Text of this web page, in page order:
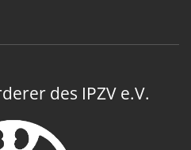
des IPZV e.V.